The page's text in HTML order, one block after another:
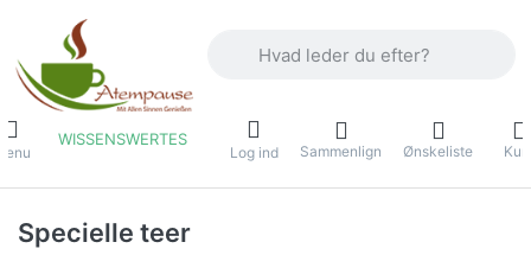
WISSENSWERTES
Log ind Sammenlign Ønskeliste
Specielle teer